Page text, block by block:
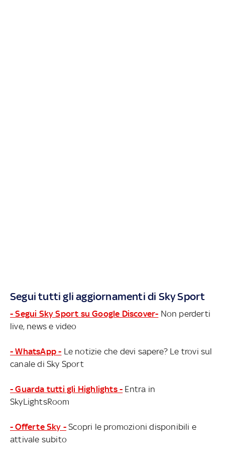
Segui tutti gli aggiornamenti di Sky Sport
- Segui Sky Sport su Google Discover- Non perderti
live, news e video
- WhatsApp - Le notizie che devi sapere? Le trovi sul
canale di Sky Sport
- Guarda tutti gli Highlights - Entra in
SkyLightsRoom
- Offerte Sky - Scopri le promozioni disponibili e
attivale subito